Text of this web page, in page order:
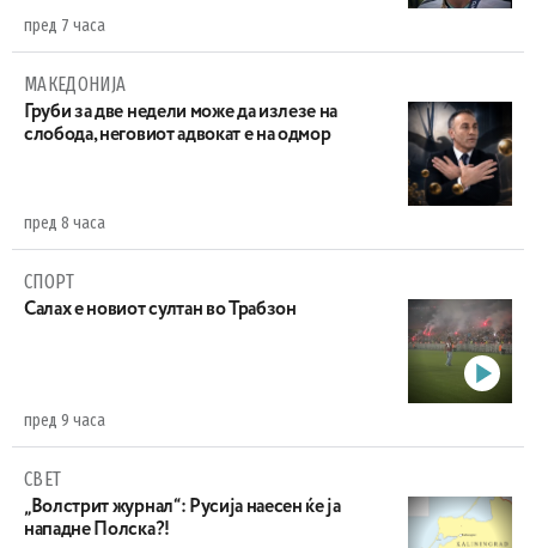
пред 7 часа
МАКЕДОНИЈА
Груби за две недели може да излезе на
слобода, неговиот адвокат е на одмор
пред 8 часа
СПОРТ
Салах е новиот султан во Трабзон
пред 9 часа
СВЕТ
„Волстрит журнал“: Русија наесен ќе ја
нападне Полска?!